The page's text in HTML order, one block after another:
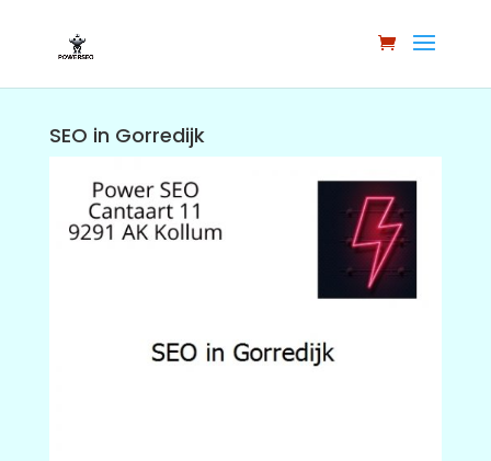
SEO in Gorredijk